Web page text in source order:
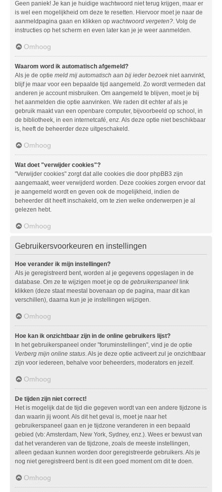
Geen paniek! Je kan je huidige wachtwoord niet terug krijgen, maar er
is wel een mogelijkheid om deze te resetten. Hiervoor moet je naar de
aanmeldpagina gaan en klikken op wachtwoord vergeten?. Volg de
instructies op het scherm en even later kan je je weer aanmelden.
Omhoog
Waarom word ik automatisch afgemeld?
Als je de optie meld mij automatisch aan bij ieder bezoek niet aanvinkt,
blijf je maar voor een bepaalde tijd aangemeld. Zo wordt vermeden dat
anderen je account misbruiken. Om aangemeld te blijven, moet je bij
het aanmelden die optie aanvinken. We raden dit echter af als je
gebruik maakt van een openbare computer, bijvoorbeeld op school, in
de bibliotheek, in een internetcafé, enz. Als deze optie niet beschikbaar
is, heeft de beheerder deze uitgeschakeld.
Omhoog
Wat doet "verwijder cookies"?
"Verwijder cookies" zorgt dat alle cookies die door phpBB3 zijn
aangemaakt, weer verwijderd worden. Deze cookies zorgen ervoor dat
je aangemeld wordt en geven ook de mogelijkheid, indien de
beheerder dit heeft inschakeld, om te zien welke onderwerpen je al
gelezen hebt.
Omhoog
Gebruikersvoorkeuren en instellingen
Hoe verander ik mijn instellingen?
Als je geregistreerd bent, worden al je gegevens opgeslagen in de
database. Om ze te wijzigen moet je op de gebruikerspaneel link
klikken (deze staat meestal bovenaan op de pagina, maar dit kan
verschillen), daarna kun je je instellingen wijzigen.
Omhoog
Hoe kan ik onzichtbaar zijn in de online gebruikers lijst?
In het gebruikerspaneel onder "foruminstellingen", vind je de optie
Verberg mijn online status. Als je deze optie activeert zul je onzichtbaar
zijn voor iedereen, behalve voor beheerders, moderators en jezelf.
Omhoog
De tijden zijn niet correct!
Het is mogelijk dat de tijd die gegeven wordt van een andere tijdzone is
dan waarin jij woont. Als dit het geval is, moet je naar het
gebruikerspaneel gaan en je tijdzone veranderen in een bepaald
gebied (vb: Amsterdam, New York, Sydney, enz.). Wees er bewust van
dat het veranderen van de tijdzone, zoals de meeste instellingen,
alleen gedaan kunnen worden door geregistreerde gebruikers. Als je
nog niet geregistreerd bent is dit een goed moment om dit te doen.
Omhoog